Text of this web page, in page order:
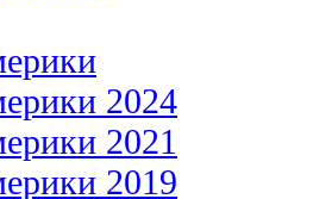
2024
2021
2019